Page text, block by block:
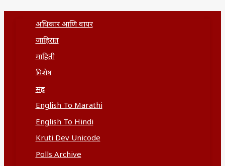
अधिकार आणि वापर
जाहिरात
माहिती
विशेष
संग्रह
English To Marathi
English To Hindi
Kruti Dev Unicode
Polls Archive